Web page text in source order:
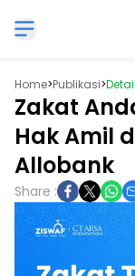
Home>Publikasi>Detail
Zakat
Hak Amil
Allobank
Share :